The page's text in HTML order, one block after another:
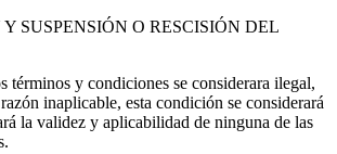
SUSPENSIÓN O RESCISIÓN DEL
términos y condiciones se considerara ilegal,
inaplicable, esta condición se considerará
la validez y aplicabilidad de ninguna de las